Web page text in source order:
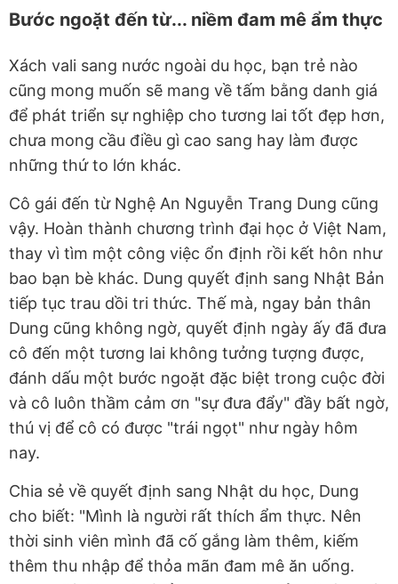
Bước ngoặt đến từ... niềm đam mê ẩm thực
Xách vali sang nước ngoài du học, bạn trẻ nào
cũng mong muốn sẽ mang về tấm bằng danh giá
để phát triển sự nghiệp cho tương lai tốt đẹp hơn,
chưa mong cầu điều gì cao sang hay làm được
những thứ to lớn khác.
Cô gái đến từ Nghệ An Nguyễn Trang Dung cũng
vậy. Hoàn thành chương trình đại học ở Việt Nam,
thay vì tìm một công việc ổn định rồi kết hôn như
bao bạn bè khác. Dung quyết định sang Nhật Bản
tiếp tục trau dồi tri thức. Thế mà, ngay bản thân
Dung cũng không ngờ, quyết định ngày ấy đã đưa
cô đến một tương lai không tưởng tượng được,
đánh dấu một bước ngoặt đặc biệt trong cuộc đời
và cô luôn thầm cảm ơn "sự đưa đẩy" đầy bất ngờ,
thú vị để cô có được "trái ngọt" như ngày hôm
nay.
Chia sẻ về quyết định sang Nhật du học, Dung
cho biết: "Mình là người rất thích ẩm thực. Nên
thời sinh viên mình đã cố gắng làm thêm, kiếm
thêm thu nhập để thỏa mãn đam mê ăn uống.